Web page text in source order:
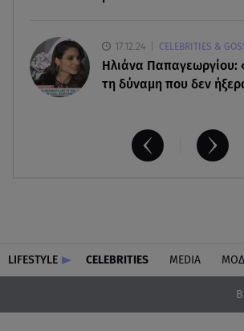
17.12.24 CELEBRITIES &
Ηλιάνα
τη δύναμη που δεν
LIFESTYLE CELEBRITIES MEDIA